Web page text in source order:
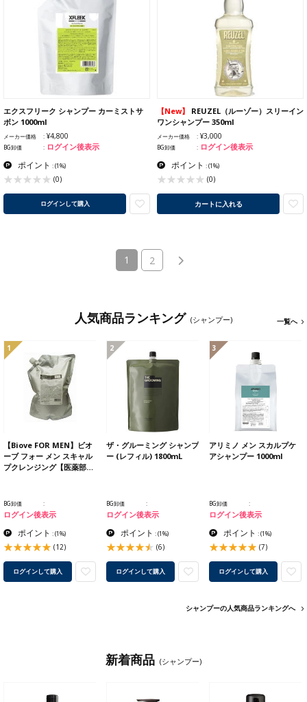
エクスフリーク シャンプー カーミストサ
ボン 1000ml
メーカー価格 ¥4,800
BG卸価 ログイン後表示
ポイント :(1%)
(0)
ログインして購入
【New】
REUZEL（ルーゾー）スリーイン
ワンシャンプー 350ml
メーカー価格 ¥3,000
BG卸価 ログイン後表示
ポイント :(1%)
(0)
カートに入れる
1 (current)
2
人気商品ランキング (シャンプー) 一覧へ
1
【Biove FOR MEN】ビオ
ーブ フォー メン スキャル
プクレンジング【医薬部…
BG卸価
ログイン後表示
ポイント :(1%)
(12)
ログインして購入
2
ザ・グルーミング シャンプ
ー (レフィル) 1800mL
BG卸価
ログイン後表示
ポイント :(1%)
(6)
ログインして購入
3
アリミノ メン スカルプケ
アシャンプー 1000ml
BG卸価
ログイン後表示
ポイント :(1%)
(7)
ログインして購入
シャンプーの人気商品ランキングへ
新着商品 (シャンプー)